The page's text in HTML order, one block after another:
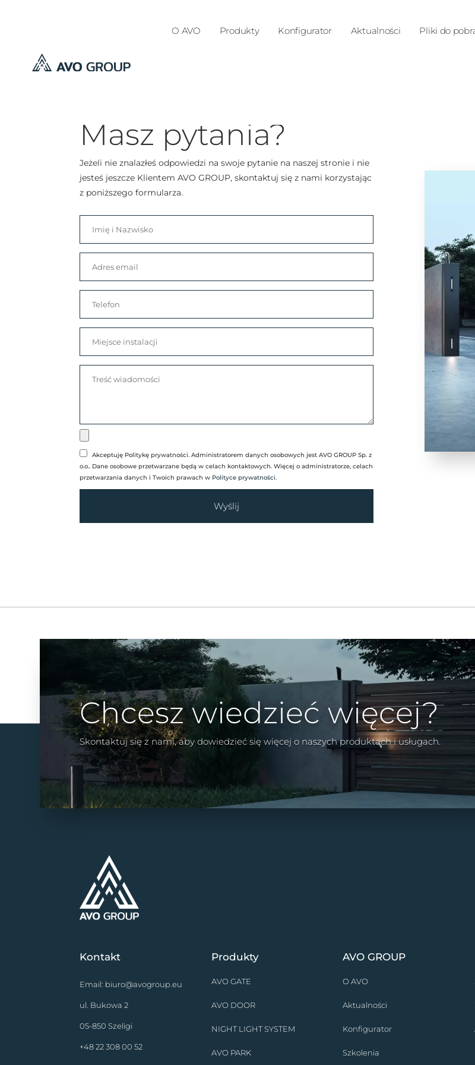
O AVO Produkty Konfigurator Aktualności Pliki do
Masz pytania?
Jeżeli nie znalazłeś odpowiedzi na swoje pytanie na naszej stronie i nie
jesteś jeszcze Klientem AVO GROUP, skontaktuj się z nami korzystając
z poniższego formularza.
Akceptuję Politykę prywatności. Administratorem danych osobowych jest AVO GROUP Sp. z
o.o.. Dane osobowe przetwarzane będą w celach kontaktowych. Więcej o administratorze, celach
przetwarzania danych i Twoich prawach w Polityce prywatności.
Wyślij
Chcesz wiedzieć więcej?
Skontaktuj się z nami, aby dowiedzieć się więcej o naszych produktach i usługach.
Kontakt
Email: biuro@avogroup.eu
ul. Bukowa 2
05-850 Szeligi
+48 22 308 00 52
Produkty
AVO GATE
AVO DOOR
NIGHT LIGHT SYSTEM
AVO PARK
AVO GROUP
O AVO
Aktualności
Konfigurator
Szkolenia